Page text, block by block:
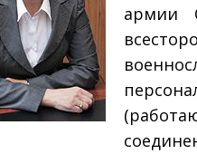
армии